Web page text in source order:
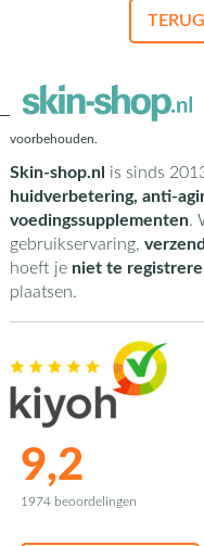
voorbehouden.
Skin-shop.nl is sinds
huidverbetering, anti-
voedingssupplementen.
gebruikservaring,
hoeft je niet te
plaatsen.
9,2
1974 beoordelingen